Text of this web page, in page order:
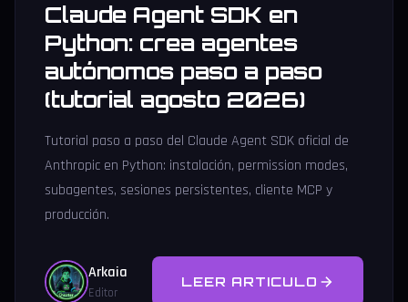
Claude Agent SDK en
Python: crea agentes
autónomos paso a paso
(tutorial agosto 2026)
Tutorial paso a paso del Claude Agent SDK oficial de
Anthropic en Python: instalación, permission modes,
subagentes, sesiones persistentes, cliente MCP y
producción.
Arkaia
Editor
LEER ARTICULO